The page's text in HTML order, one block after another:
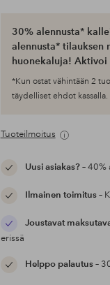
30% alennusta*
alennusta* tilauksen
huonekaluja!
*Kun ostat vähintään 2
täydelliset ehdot kassalla.
Tuoteilmoitus
Uusi asiakas?– 40%
Ilmainen toimitus–
Joustavat
erissä
Helppo palautus–